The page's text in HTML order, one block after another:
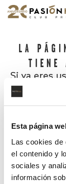
Esta página
Las cookies de
el contenido y
sociales y
información
LA
Si ya eres